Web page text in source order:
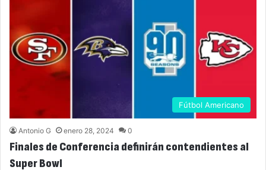
Fútbol Americano
Antonio G enero 28, 2024 0
Finales de Conferencia definirán contendientes al
Super Bowl